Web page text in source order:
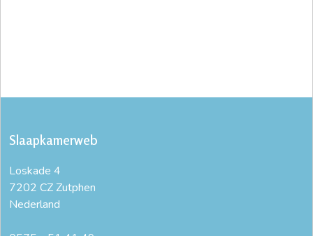
Slaapkamerweb
Loskade 4
7202 CZ Zutphen
Nederland